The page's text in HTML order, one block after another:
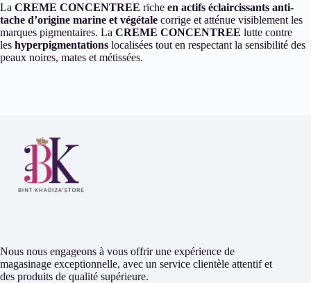
La CREME CONCENTREE riche en actifs éclaircissants anti-
tache d’origine marine et végétale corrige et atténue visiblement les
marques pigmentaires. La CREME CONCENTREE lutte contre
les hyperpigmentations localisées tout en respectant la sensibilité des
peaux noires, mates et métissées.
Nous nous engageons à vous offrir une expérience de
magasinage exceptionnelle, avec un service clientèle attentif et
des produits de qualité supérieure.